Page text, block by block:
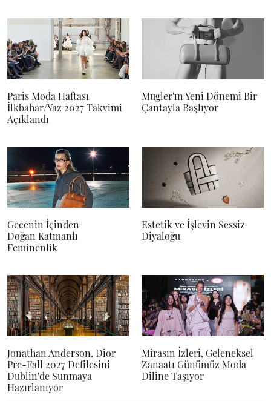
Paris Moda Haftası
İlkbahar/Yaz 2027 Takvimi
Açıklandı
Mugler'ın Yeni Dönemi Bir
Çantayla Başlıyor
Gecenin İçinden
Doğan Katmanlı
Feminenlik
Estetik ve İşlevin Sessiz
Diyaloğu
Jonathan Anderson, Dior
Pre-Fall 2027 Defilesini
Dublin'de Sunmaya
Hazırlanıyor
Mirasın İzleri, Geleneksel
Zanaatı Günümüz Moda
Diline Taşıyor